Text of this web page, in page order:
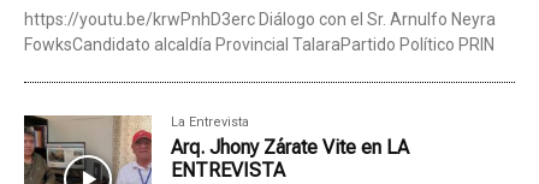
https://youtu.be/krwPnhD3erc Diálogo con el Sr. Arnulfo Neyra
FowksCandidato alcaldía Provincial TalaraPartido Político PRIN
La Entrevista
Arq. Jhony Zárate Vite en LA
ENTREVISTA